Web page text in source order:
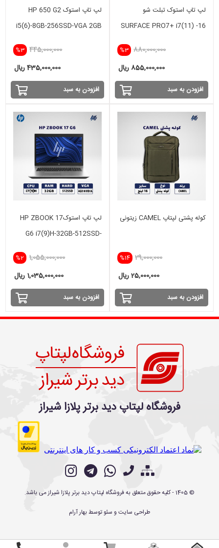
لپ تاپ استوک تبلت شو
SURFACE PRO7+ i7(11) -16
%3 880,000,000
855,000,000 ریال
افزودن به سبد
لپ تاپ استوک HP 650 G2
i5(6)-8GB-256SSD-VGA 2GB
%3 445,000,000
435,000,000 ریال
افزودن به سبد
کوله پشتی لپتاپ CAMEL زیتونی
%14 29,000,000
25,000,000 ریال
افزودن به سبد
لپ تاپ استوکHP ZBOOK 17
G6 i7(9)H-32GB-512SSD-
%2 1,055,000,000
1,035,000,000 ریال
افزودن به سبد
فروشگاه لپتاپ دید برتر پلازا شیراز
©
1405- کلیه حقوق متعلق بهفروشگاه لپتاپ دید برتر پلازا شیرازمی باشد.
طراحی سایت و سئوتوسطبهار آرام